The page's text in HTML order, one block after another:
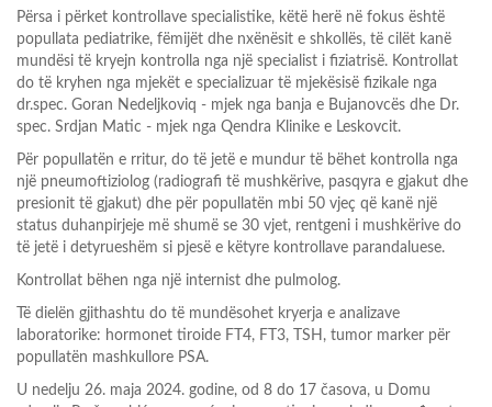
Përsa i përket kontrollave specialistike, këtë herë në fokus është
popullata pediatrike, fëmijët dhe nxënësit e shkollës, të cilët kanë
mundësi të kryejn kontrolla nga një specialist i fiziatrisë. Kontrollat
do të kryhen nga mjekët e specializuar të mjekësisë fizikale nga
dr.spec. Goran Nedeljkoviq - mjek nga banja e Bujanovcës dhe Dr.
spec. Srdjan Matic - mjek nga Qendra Klinike e Leskovcit.
Për popullatën e rritur, do të jetë e mundur të bëhet kontrolla nga
një pneumoftiziolog (radiografi të mushkërive, pasqyra e gjakut dhe
presionit të gjakut) dhe për popullatën mbi 50 vjeç që kanë një
status duhanpirjeje më shumë se 30 vjet, rentgeni i mushkërive do
të jetë i detyrueshëm si pjesë e këtyre kontrollave parandaluese.
Kontrollat bëhen nga një internist dhe pulmolog.
Të dielën gjithashtu do të mundësohet kryerja e analizave
laboratorike: hormonet tiroide FT4, FT3, TSH, tumor marker për
popullatën mashkullore PSA.
U nedelju 26. maja 2024. godine, od 8 do 17 časova, u Domu